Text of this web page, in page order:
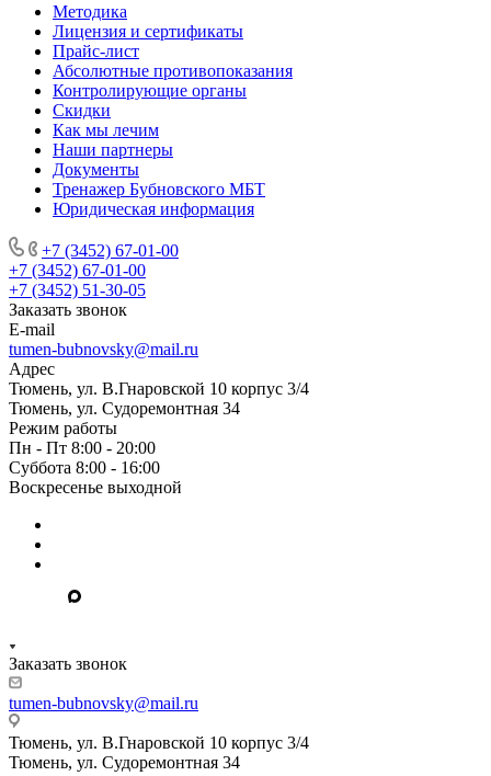
Методика
Лицензия и сертификаты
Прайс-лист
Абсолютные противопоказания
Контролирующие органы
Скидки
Как мы лечим
Наши партнеры
Документы
Тренажер Бубновского МБТ
Юридическая информация
+7 (3452) 67-01-00
+7 (3452) 67-01-00
+7 (3452) 51-30-05
Заказать звонок
E-mail
tumen-bubnovsky@mail.ru
Адрес
Тюмень, ул. В.Гнаровской 10 корпус 3/4
Тюмень, ул. Судоремонтная 34
Режим работы
Пн - Пт 8:00 - 20:00
Суббота 8:00 - 16:00
Воскресенье выходной
Заказать звонок
tumen-bubnovsky@mail.ru
Тюмень, ул. В.Гнаровской 10 корпус 3/4
Тюмень, ул. Судоремонтная 34